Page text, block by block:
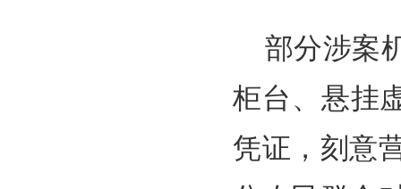
部分涉案
柜台、悬挂
凭证，刻意